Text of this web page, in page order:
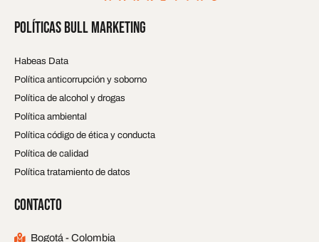
POLÍTICAS BULL MARKETING
Habeas Data
Política anticorrupción y soborno
Política de alcohol y drogas
Política ambiental
Política código de ética y conducta
Política de calidad
Política tratamiento de datos
CONTACTO
Bogotá - Colombia